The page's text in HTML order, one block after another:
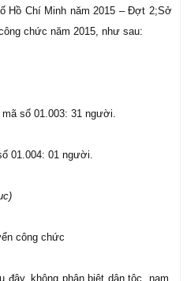
Hồ Chí Minh năm 2015 – Đợt 2;Sở
chức năm 2015, như sau:
số 01.003: 31 người.
01.004: 01 người.
công chức
không phân biệt dân tộc, nam,